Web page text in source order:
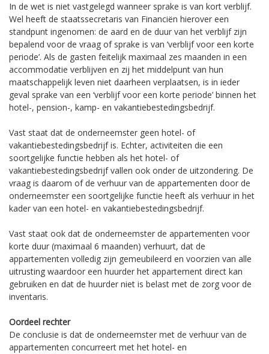
In de wet is niet vastgelegd wanneer sprake is van kort verblijf.
Wel heeft de staatssecretaris van Financiën hierover een
standpunt ingenomen: de aard en de duur van het verblijf zijn
bepalend voor de vraag of sprake is van ‘verblijf voor een korte
periode’. Als de gasten feitelijk maximaal zes maanden in een
accommodatie verblijven en zij het middelpunt van hun
maatschappelijk leven niet daarheen verplaatsen, is in ieder
geval sprake van een ‘verblijf voor een korte periode’ binnen het
hotel-, pension-, kamp- en vakantiebestedingsbedrijf.
Vast staat dat de onderneemster geen hotel- of
vakantiebestedingsbedrijf is. Echter, activiteiten die een
soortgelijke functie hebben als het hotel- of
vakantiebestedingsbedrijf vallen ook onder de uitzondering. De
vraag is daarom of de verhuur van de appartementen door de
onderneemster een soortgelijke functie heeft als verhuur in het
kader van een hotel- en vakantiebestedingsbedrijf.
Vast staat ook dat de onderneemster de appartementen voor
korte duur (maximaal 6 maanden) verhuurt, dat de
appartementen volledig zijn gemeubileerd en voorzien van alle
uitrusting waardoor een huurder het appartement direct kan
gebruiken en dat de huurder niet is belast met de zorg voor de
inventaris.
Oordeel rechter
De conclusie is dat de onderneemster met de verhuur van de
appartementen concurreert met het hotel- en